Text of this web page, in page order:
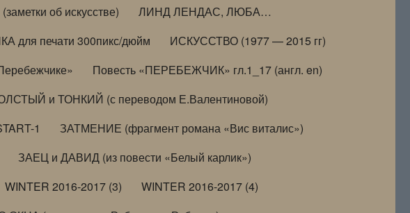
об искусстве)
ЛИНД ЛЕНДАС, ЛЮБА…
для печати 300пикс/дюйм
ИСКУССТВО (1977 — 2015 гг)
Повесть «ПЕРЕБЕЖЧИК» гл.1_17 (англ. en)
и ТОНКИЙ (с переводом Е.Валентиновой)
1
ЗАТМЕНИЕ (фрагмент романа «Вис виталис»)
ЗАЕЦ и ДАВИД (из повести «Белый карлик»)
WINTER 2016-2017 (3)
WINTER 2016-2017 (4)